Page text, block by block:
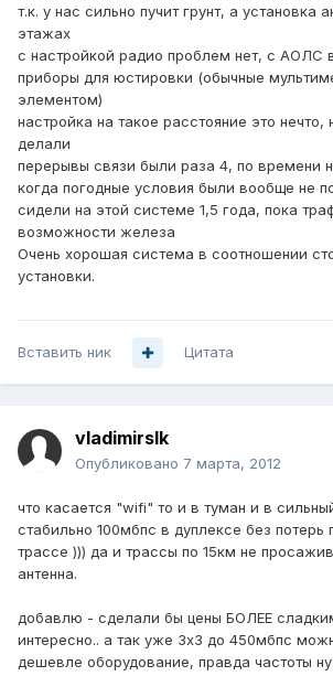
т.к. у нас сильно пучит грунт, а установка
этажах
с настройкой радио проблем нет, с АОЛС
приборы для юстировки (обычные
элементом)
настройка на такое расстояние это нечто,
делали
перерывы связи были раза 4, по времени
когда погодные условия были вообще не
сидели на этой системе 1,5 года, пока
возможности железа
Очень хорошая система в соотношении
установки.
Вставить ник Цитата
vladimirslk
Опубликовано 7 марта, 2012
что касается "wifi" то и в туман и в
стабильно 100мбпс в дуплексе без потерь
трассе ))) да и трассы по 15км не
антенна.
добавлю - сделали бы цены БОЛЕЕ
интересно.. а так уже 3х3 до 450мбпс
дешевле оборудование, правда частоты